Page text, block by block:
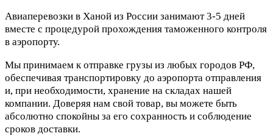
Авиаперевозки в Ханой из России занимают 3-5 дней
вместе с процедурой прохождения таможенного контроля
в аэропорту.
Мы принимаем к отправке грузы из любых городов РФ,
обеспечивая транспортировку до аэропорта отправления
и, при необходимости, хранение на складах нашей
компании. Доверяя нам свой товар, вы можете быть
абсолютно спокойны за его сохранность и соблюдение
сроков доставки.